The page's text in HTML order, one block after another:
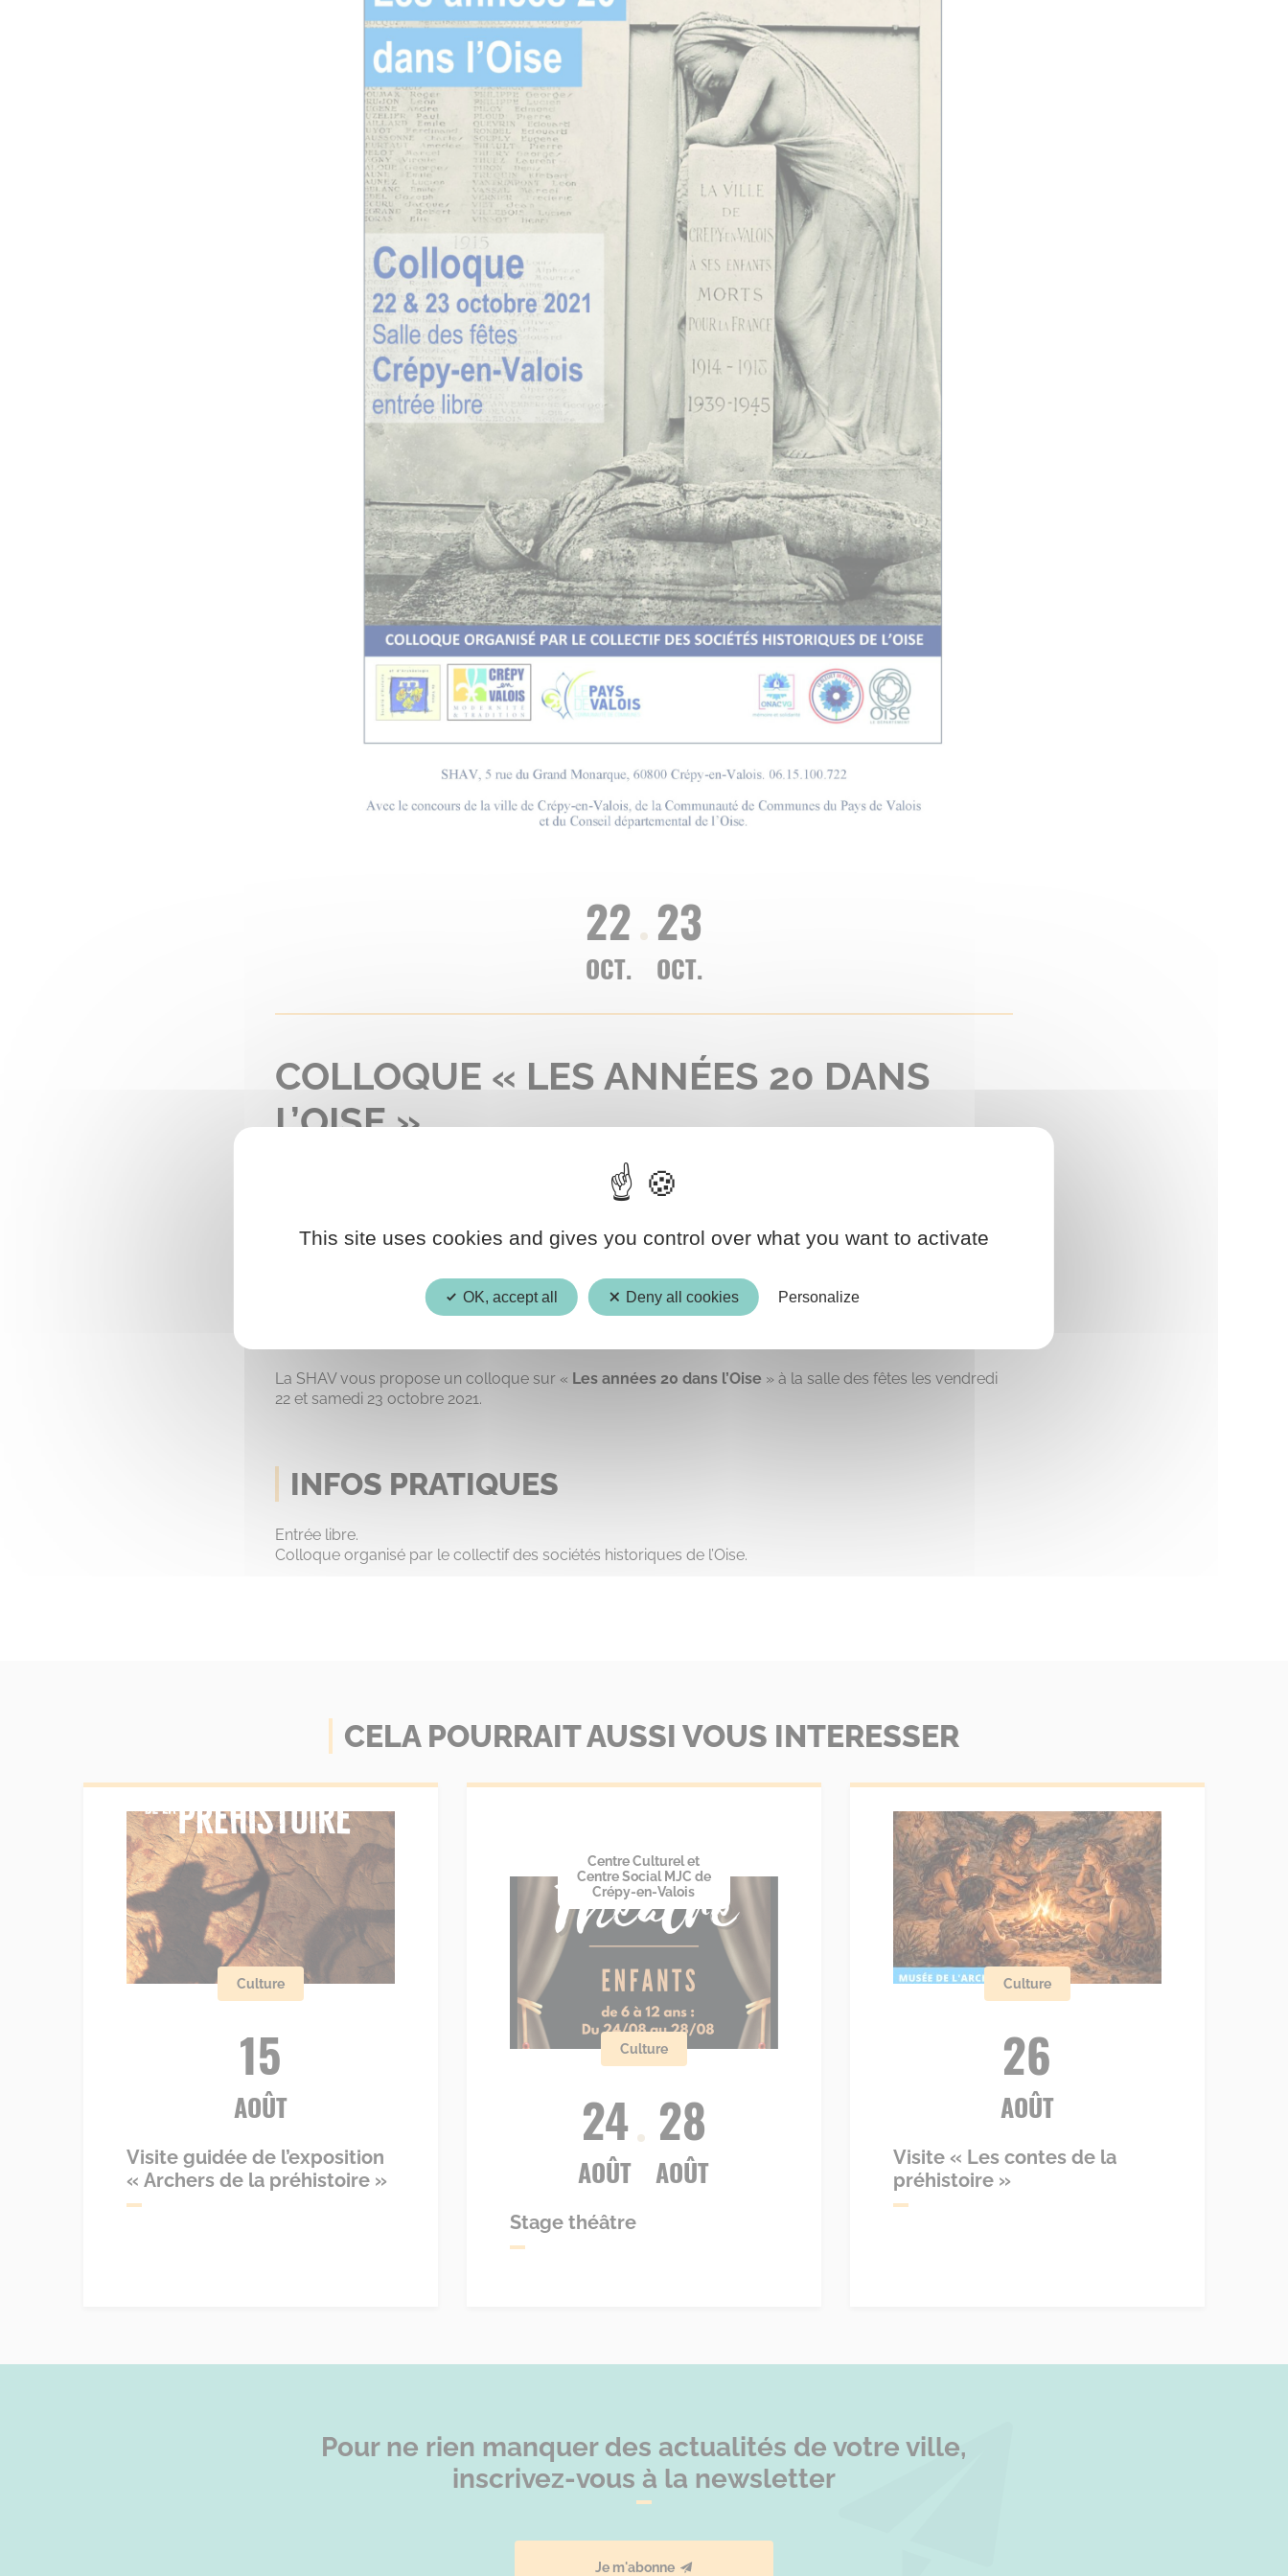
22
OCT.
23
OCT.
COLLOQUE « LES ANNÉES 20 DANS
L’OISE »
La SHAV vous propose un colloque sur « Les années 20 dans l’Oise » à la salle des fêtes les vendredi
22 et samedi 23 octobre 2021.
INFOS PRATIQUES
Entrée libre.
Colloque organisé par le collectif des sociétés historiques de l’Oise.
CELA POURRAIT AUSSI VOUS INTERESSER
Culture
15
AOÛT
Visite guidée de l’exposition
« Archers de la préhistoire »
Centre Culturel et
Centre Social MJC de
Crépy-en-Valois
Culture
24
AOÛT
28
AOÛT
Stage théâtre
Culture
26
AOÛT
Visite « Les contes de la
préhistoire »
Pour ne rien manquer des actualités de votre ville,
inscrivez-vous à la newsletter
Je m'abonne
This site uses cookies and gives you control over what you want to activate
OK, accept all Deny all cookies Personalize